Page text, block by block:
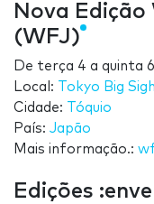
Nova Edição
(WFJ)
De terça 4 a quinta
Local:
Tokyo Big
Cidade:
Tóquio
País: Japão
Mais informação.:
Edições